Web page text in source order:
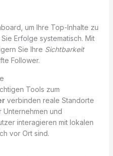
um Ihre Top-Inhalte zu
Erfolge systematisch. Mit
Sie Ihre Sichtbarkeit
Follower.
Tools zum
verbinden reale Standorte
Unternehmen und
interagieren mit lokalen
vor Ort sind.